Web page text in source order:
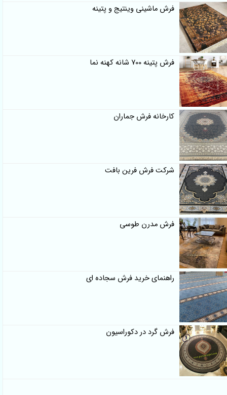
فرش ماشینی وینتیج و پتینه
فرش پتینه 700 شانه کهنه نما
کارخانه فرش جماران
شرکت فرش فرین بافت
فرش مدرن طوسی
راهنمای خرید فرش سجاده ای
فرش گرد در دکوراسیون